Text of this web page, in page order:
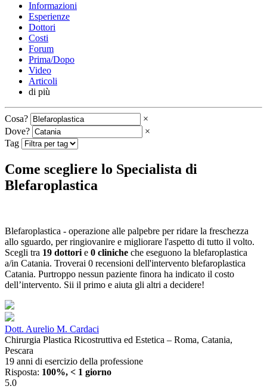
Informazioni
Esperienze
Dottori
Costi
Forum
Prima/Dopo
Video
Articoli
di più
Cosa?
×
Dove?
×
Tag
Come scegliere lo Specialista di
Blefaroplastica
Blefaroplastica - operazione alle palpebre per ridare la freschezza
allo sguardo, per ringiovanire e migliorare l'aspetto di tutto il volto.
Scegli tra 19 dottori e 0 cliniche che eseguono la blefaroplastica
a/in Catania. Troverai 0 recensioni dell'intervento blefaroplastica
Catania. Purtroppo nessun paziente finora ha indicato il costo
dell’intervento. Sii il primo e aiuta gli altri a decidere!
Dott. Aurelio M. Cardaci
Chirurgia Plastica Ricostruttiva ed Estetica – Roma, Catania,
Pescara
19 anni di esercizio della professione
Risposta: 100%, < 1 giorno
5.0